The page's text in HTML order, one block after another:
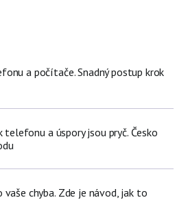
a počítače. Snadný postup krok
a úspory jsou pryč. Česko
chyba. Zde je návod, jak to